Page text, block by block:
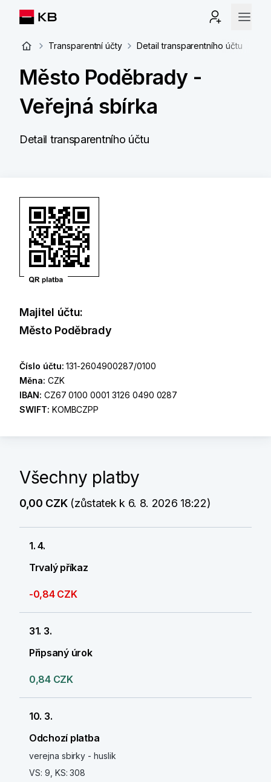
Transparentní účty Detail transparentního účtu
Město Poděbrady -
Veřejná sbírka
Detail transparentního účtu
Majitel účtu:
Město Poděbrady
Číslo účtu:131-2604900287/0100
Měna: CZK
IBAN: CZ67 0100 0001 3126 0490 0287
SWIFT: KOMBCZPP
Všechny platby
0,00 CZK(zůstatek k 6. 8. 2026 18:22)
1. 4.
Trvalý příkaz
-0,84 CZK
31. 3.
Připsaný úrok
0,84 CZK
10. 3.
Odchozí platba
verejna sbirky - huslik
VS: 9, KS: 308